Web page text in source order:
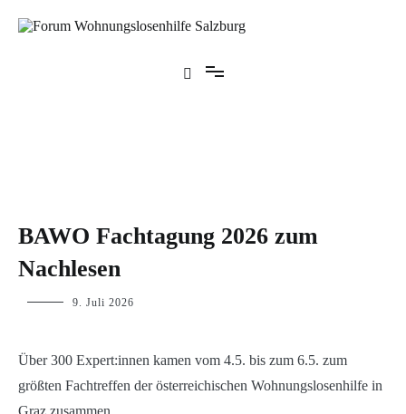
Inhalt
,
BAWO Fachtagung 2026 zum
Nachlesen
p.geschwendtner9. Juli 2026
Über 300 Expert:innen kamen vom 4.5. bis zum 6.5. zum
größten Fachtreffen der österreichischen Wohnungslosenhilfe in
Graz zusammen.